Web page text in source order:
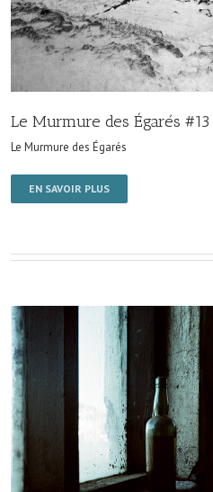
Le Murmure des Égarés #13
Le Murmure des Égarés
EN SAVOIR PLUS